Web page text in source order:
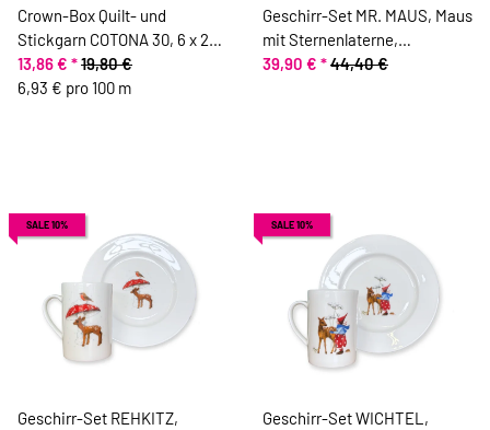
Crown-Box Quilt- und
Stickgarn COTONA 30, 6 x 200
m, Madeira
13,86 € *19,80 €
6,93 € pro 100 m
Geschirr-Set MR. MAUS, Maus
mit Sternenlaterne,
Acufactum
39,90 € *44,40 €
SALE 10%
Geschirr-Set REHKITZ,
SALE 10%
Geschirr-Set WICHTEL,